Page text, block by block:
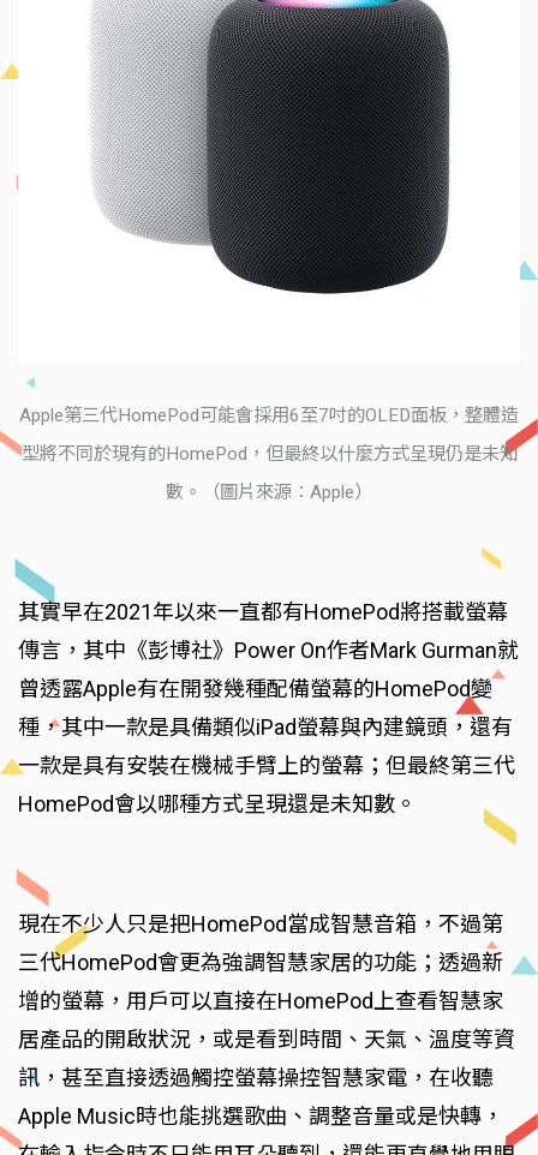
Apple第三代HomePod可能會採用6至7吋的OLED面板，整體造
型將不同於現有的HomePod，但最終以什麼方式呈現仍是未知
數。（圖片來源：Apple）
其實早在2021年以來一直都有HomePod將搭載螢幕
傳言，其中《彭博社》Power On作者Mark Gurman就
曾透露Apple有在開發幾種配備螢幕的HomePod變
種，其中一款是具備類似iPad螢幕與內建鏡頭，還有
一款是具有安裝在機械手臂上的螢幕；但最終第三代
HomePod會以哪種方式呈現還是未知數。
現在不少人只是把HomePod當成智慧音箱，不過第
三代HomePod會更為強調智慧家居的功能；透過新
增的螢幕，用戶可以直接在HomePod上查看智慧家
居產品的開啟狀況，或是看到時間、天氣、溫度等資
訊，甚至直接透過觸控螢幕操控智慧家電，在收聽
Apple Music時也能挑選歌曲、調整音量或是快轉，